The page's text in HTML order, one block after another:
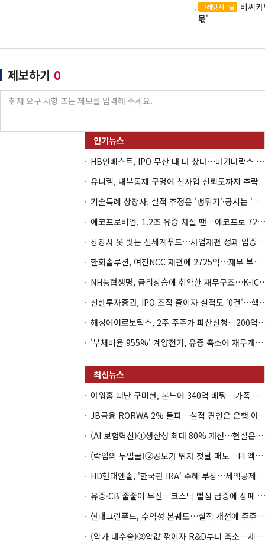
크레딧 시그널
비씨
몫'
제보하기 0
HB인베스트, IPO 무산 때 더 샀다…마키나락스 투자 2.7배 회수
유니켐, 내부통제 구멍에 신사업 신뢰도까지 추락
기술특례 상장사, 실적 추정은 '뻥튀기'·공시는 '누락'
에코프로비엠, 1.2조 유증 차질 땐…에코프로 7270억 '독박'
상장사 옷 벗는 신세계푸드…사업재편 성과 입증할까
한화솔루션, 여천NCC 재편에 2725억…재무 부담 커지나
NH농협생명, 금리상승에 취
신한투자증권, IPO 조직 줄
해성에어로보틱스, 2주 주주가 파산
'부채비율 955%' 계양전기, 유증 축소에 재무개선 효과 '뚝'
아워홈 떠난 구미현, 본느에 340억 베팅…가족 지배체제 구축
JB금융 RORWA 2% 돌파…실
(AI 보험혁신)①생산성 최대 80%
(락업의 두얼굴)②공모가 뛰자 첫날 매도…FI 엑시트 전략 갈렸다
HD현대엔솔, '한국판 IRA' 수혜
유증·CB 줄줄이 무산…코스닥 벌점 급증에 상폐 압박
현대그린푸드, 수익성 본궤도…실적 개선에 주주환원까지
(약가 대수술)②약값 깎이자 R&D부터 축소…제약업계 비상경영 돌입